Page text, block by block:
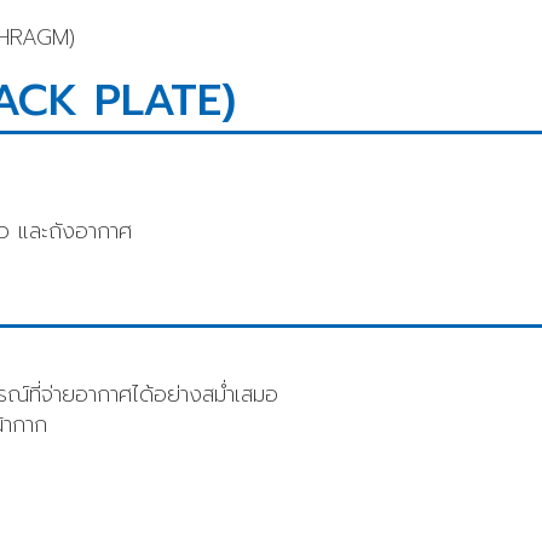
PLATE)
และถังอากาศ
ที่จ่ายอากาศได้อย่างสม่ำเสมอ
กาก